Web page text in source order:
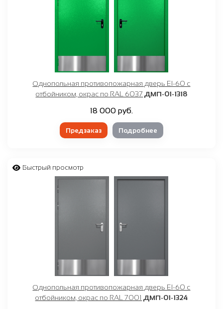
Однопольная противопожарная дверь EI-60 с
отбойником, окрас по RAL 6037 ДМП-01-1318
18 000 руб.
Предзаказ Подробнее
Быстрый просмотр
Однопольная противопожарная дверь EI-60 с
отбойником, окрас по RAL 7001 ДМП-01-1324